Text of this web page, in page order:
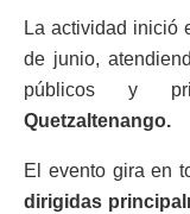
La actividad inició
de junio,
públicos y
Quetzaltenango.
El evento gira en
dirigidas